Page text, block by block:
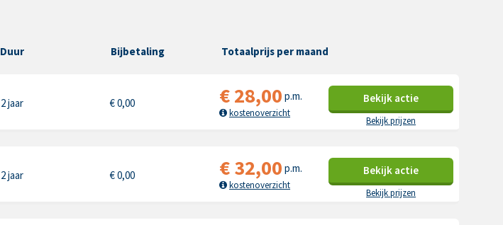
Duur Bijbetaling Totaalprijs per maand
2 jaar €0,00 €28,00 p.m.
kostenoverzicht
Bekijk actie
Bekijk prijzen
2 jaar €0,00 €32,00 p.m.
kostenoverzicht
Bekijk actie
Bekijk prijzen